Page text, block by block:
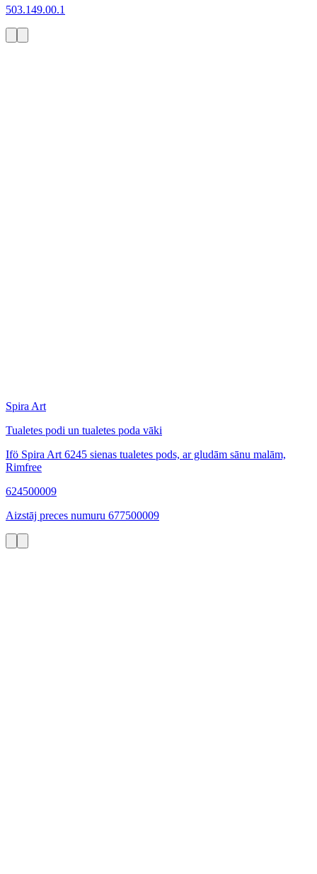
503.149.00.1
Spira Art
Tualetes podi un tualetes poda vāki
Ifö Spira Art 6245 sienas tualetes pods, ar gludām sānu malām,
Rimfree
624500009
Aizstāj preces numuru 677500009